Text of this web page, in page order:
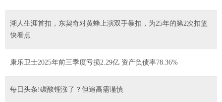
湖人生涯首扣，东契奇对黄蜂上演双手暴扣，为25年的第2次扣篮
快看点
康乐卫士2025年前三季度亏损2.29亿 资产负债率78.36%
每日头条!碳酸锂涨了？但追高需谨慎